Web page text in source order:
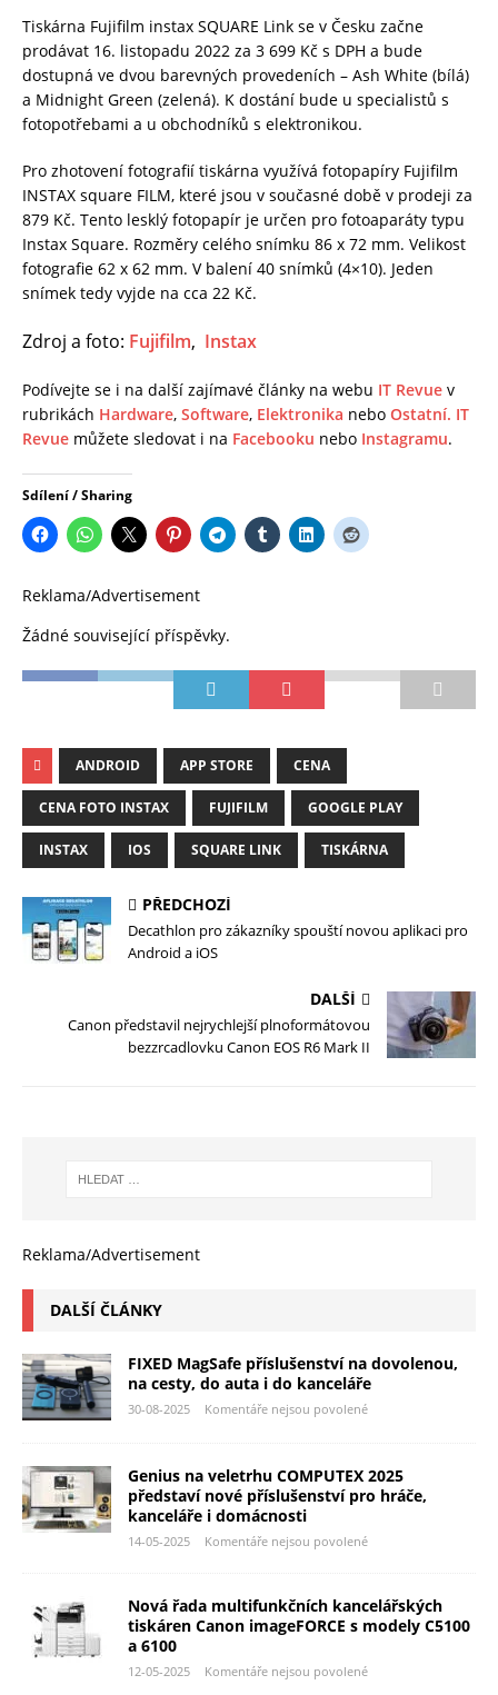
Tiskárna Fujifilm instax SQUARE Link se v Česku začne
prodávat 16. listopadu 2022 za 3 699 Kč s DPH a bude
dostupná ve dvou barevných provedeních – Ash White (bílá)
a Midnight Green (zelená). K dostání bude u specialistů s
fotopotřebami a u obchodníků s elektronikou.
Pro zhotovení fotografií tiskárna využívá fotopapíry Fujifilm
INSTAX square FILM, které jsou v současné době v prodeji za
879 Kč. Tento lesklý fotopapír je určen pro fotoaparáty typu
Instax Square. Rozměry celého snímku 86 x 72 mm. Velikost
fotografie 62 x 62 mm. V balení 40 snímků (4×10). Jeden
snímek tedy vyjde na cca 22 Kč.
Zdroj a foto: Fujifilm, Instax
Podívejte se i na další zajímavé články na webu IT Revue v
rubrikách Hardware, Software, Elektronika nebo Ostatní. IT
Revue můžete sledovat i na Facebooku nebo Instagramu.
Sdílení / Sharing
Reklama/Advertisement
Žádné související příspěvky.
ANDROID APP STORE CENA
CENA FOTO INSTAX FUJIFILM GOOGLE PLAY
INSTAX IOS SQUARE LINK TISKÁRNA
PŘEDCHOZÍ
Decathlon pro zákazníky spouští novou aplikaci pro
Android a iOS
DALŠÍ
Canon představil nejrychlejší plnoformátovou
bezzrcadlovku Canon EOS R6 Mark II
Reklama/Advertisement
DALŠÍ ČLÁNKY
FIXED MagSafe příslušenství na dovolenou,
na cesty, do auta i do kanceláře
30-08-2025 Komentáře nejsou povolené
Genius na veletrhu COMPUTEX 2025
představí nové příslušenství pro hráče,
kanceláře i domácnosti
14-05-2025 Komentáře nejsou povolené
Nová řada multifunkčních kancelářských
tiskáren Canon imageFORCE s modely C5100
a 6100
12-05-2025 Komentáře nejsou povolené